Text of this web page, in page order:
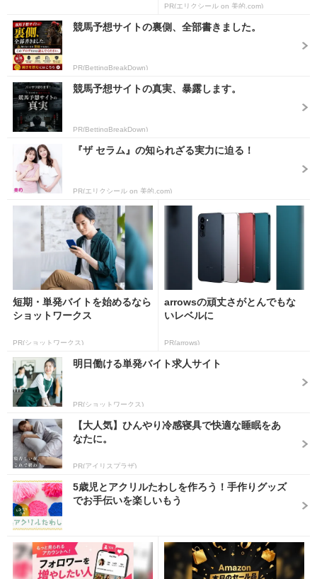
PR(エリクシール on 美的.com)
競馬予想サイトの裏側、全部書きました。
PR(BettingBreakDown)
競馬予想サイトの真実、暴露します。
PR(BettingBreakDown)
『ザ セラム』の知られざる実力に迫る！
PR(エリクシール on 美的.com)
短期・単発バイトを始めるなら
ショットワークス
PR(ショットワークス)
arrowsの頑丈さがとんでもな
いレベルに
PR(arrows)
明日働ける単発バイト求人サイト
PR(ショットワークス)
【大人気】ひんやり冷感寝具で快適な睡眠をあ
なたに。
PR(アイリスプラザ)
5歳児とアクリルたわしを作ろう！手作りグッズ
でお手伝いを楽しいもう